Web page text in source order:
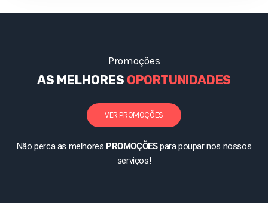
Promoções
AS MELHORES OPORTUNIDADES
VER PROMOÇÕES
Não perca as melhores PROMOÇÕESpara poupar nos nossos
serviços!